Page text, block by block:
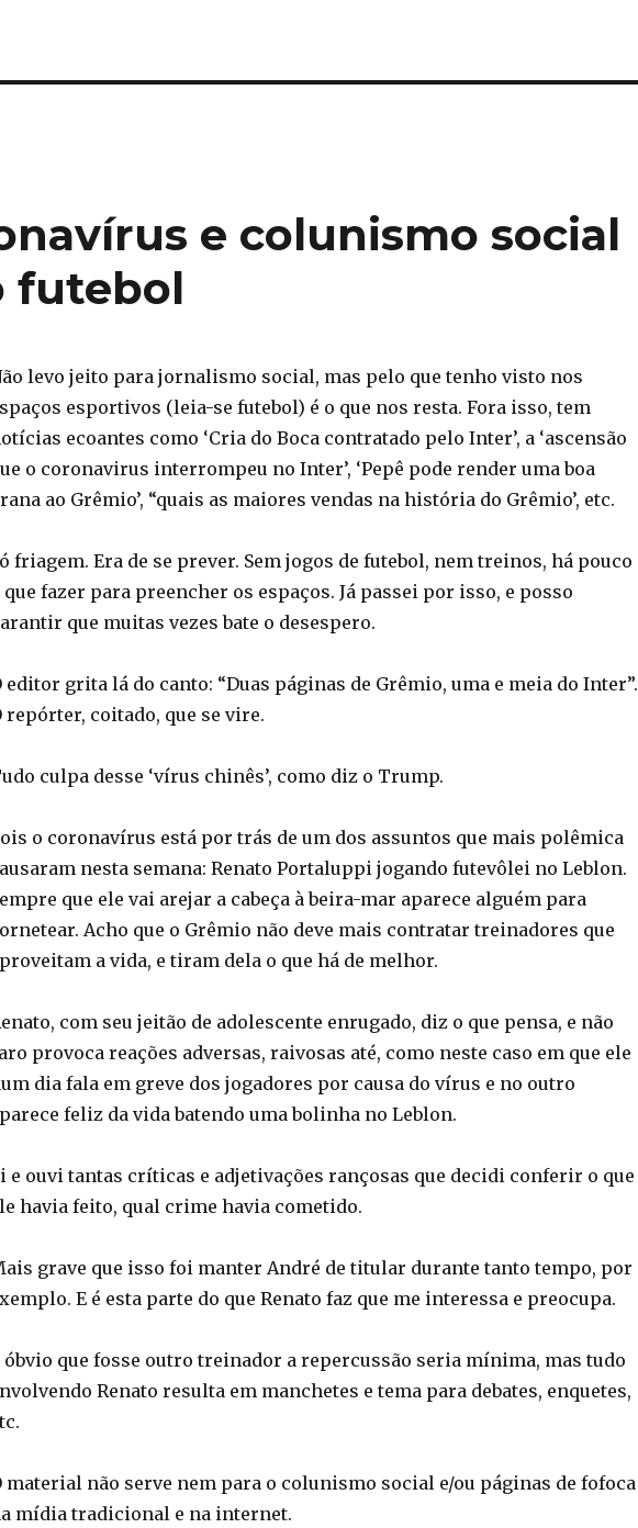
e colunismo social
futebol
levo jeito para jornalismo social, mas pelo que tenho visto nos
esportivos (leia-se futebol) é o que nos resta. Fora isso, tem
ecoantes como ‘Cria do Boca contratado pelo Inter’, a ‘ascensão
o coronavirus interrompeu no Inter’, ‘Pepê pode render uma boa
ao Grêmio’, “quais as maiores vendas na história do Grêmio’, etc.
friagem. Era de se prever. Sem jogos de futebol, nem treinos, há pouco
que fazer para preencher os espaços. Já passei por isso, e posso
que muitas vezes bate o desespero.
editor grita lá do canto: “Duas páginas de Grêmio, uma e meia do Inter”.
repórter, coitado, que se vire.
culpa desse ‘vírus chinês’, como diz o Trump.
o coronavírus está por trás de um dos assuntos que mais polêmica
nesta semana: Renato Portaluppi jogando futevôlei no Leblon.
que ele vai arejar a cabeça à beira-mar aparece alguém para
Acho que o Grêmio não deve mais contratar treinadores que
a vida, e tiram dela o que há de melhor.
com seu jeitão de adolescente enrugado, diz o que pensa, e não
provoca reações adversas, raivosas até, como neste caso em que ele
dia fala em greve dos jogadores por causa do vírus e no outro
feliz da vida batendo uma bolinha no Leblon.
e ouvi tantas críticas e adjetivações rançosas que decidi conferir o que
havia feito, qual crime havia cometido.
grave que isso foi manter André de titular durante tanto tempo, por
E é esta parte do que Renato faz que me interessa e preocupa.
óbvio que fosse outro treinador a repercussão seria mínima, mas tudo
Renato resulta em manchetes e tema para debates, enquetes,
material não serve nem para o colunismo social e/ou páginas de fofoca
mídia tradicional e na internet.